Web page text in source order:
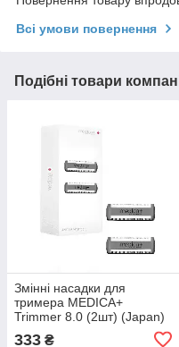
Всі умови повернення
Подібні товари
Змінні насадки для
тримера MEDICA+
Trimmer 8.0 (2шт) (Japan)
333 ₴